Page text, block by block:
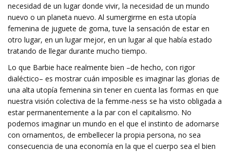
necesidad de un lugar donde vivir, la necesidad de un mundo
nuevo o un planeta nuevo. Al sumergirme en esta utopía
femenina de juguete de goma, tuve la sensación de estar en
otro lugar, en un lugar mejor, en un lugar al que había estado
tratando de llegar durante mucho tiempo.
Lo que Barbie hace realmente bien –de hecho, con rigor
dialéctico– es mostrar cuán imposible es imaginar las glorias de
una alta utopía femenina sin tener en cuenta las formas en que
nuestra visión colectiva de la femme-ness se ha visto obligada a
estar permanentemente a la par con el capitalismo. No
podemos imaginar un mundo en el que el instinto de adornarse
con ornamentos, de embellecer la propia persona, no sea
consecuencia de una economía en la que el cuerpo sea el bien